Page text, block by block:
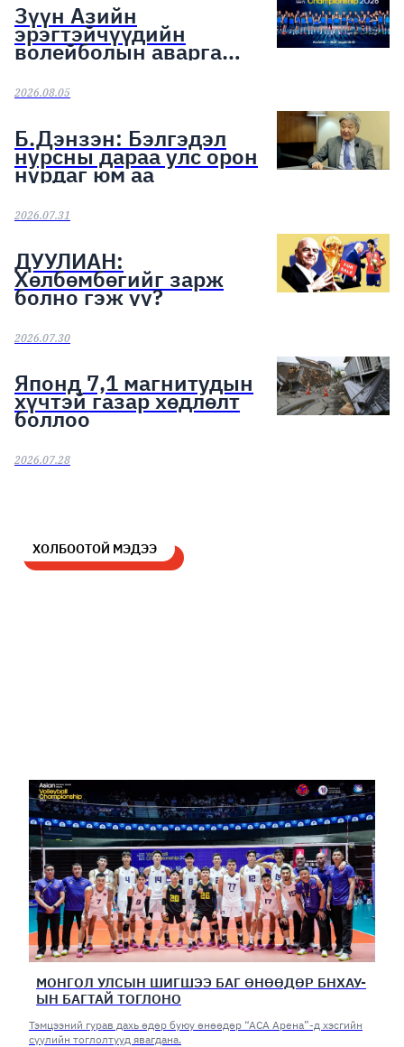
Зүүн Азийн
эрэгтэйчүүдийн
волейболын аварга
шалгаруулах тэмцээн
эхэллээ
2026.08.05
Б.Дэнзэн: Бэлгэдэл
нурсны дараа улс орон
нурдаг юм аа
2026.07.31
ДУУЛИАН:
Хөлбөмбөгийг зарж
болно гэж үү?
2026.07.30
Японд 7,1 магнитудын
хүчтэй газар хөдлөлт
боллоо
2026.07.28
ХОЛБООТОЙ МЭДЭЭ
МОНГОЛ УЛСЫН ШИГШЭЭ БАГ ӨНӨӨДӨР БНХАУ-
ЫН БАГТАЙ ТОГЛОНО
Тэмцээний гурав дахь өдөр буюу өнөөдөр “АСА Арена”-д хэсгийн
сүүлийн тоглолтууд явагдана.